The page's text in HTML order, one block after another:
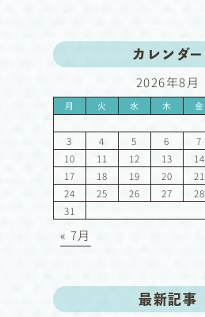
カレンダー
2026年8月
月 火 水 木 金
3
4 5 6 7
10
11 12 13 14
17
18 19 20 21
24
25 26 27 28
31
« 7月
最新記事